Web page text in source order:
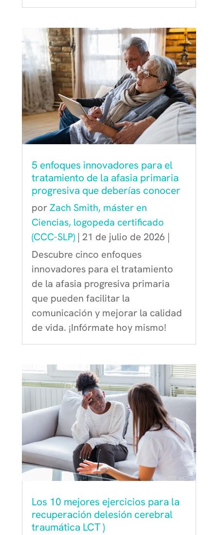
5 enfoques innovadores para el
tratamiento de la afasia primaria
progresiva que deberías conocer
porZach Smith, máster en
Ciencias, logopeda certificado
(CCC-SLP)| 21 de julio de 2026 |
Descubre cinco enfoques
innovadores para el tratamiento
de la afasia progresiva primaria
que pueden facilitar la
comunicación y mejorar la calidad
de vida. ¡Infórmate hoy mismo!
Los 10 mejores ejercicios para la
recuperación delesión cerebral
traumática LCT )